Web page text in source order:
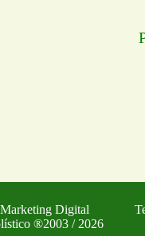
Marketing Digital
®2003 / 2026